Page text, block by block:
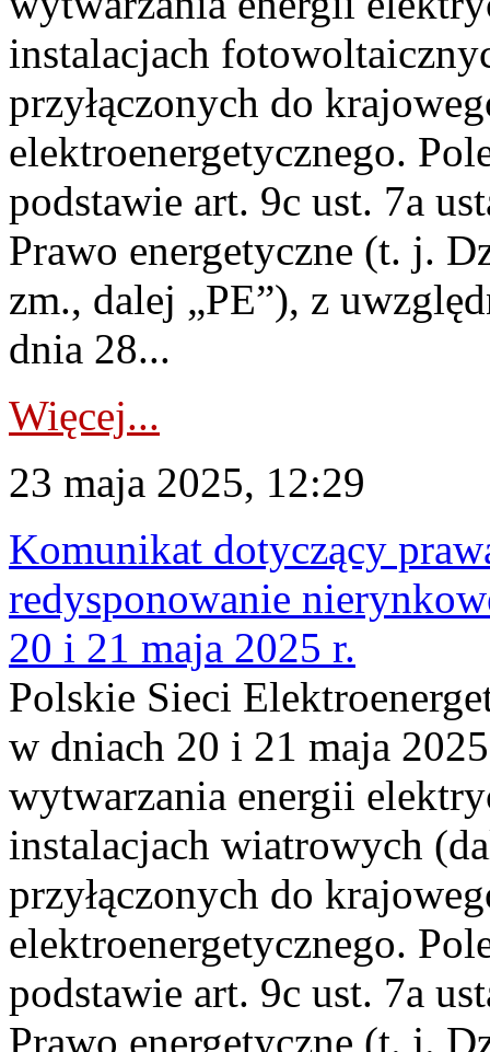
instalacjach
przyłączonych do
elektroenergetycznego.
podstawie art. 9c ust. 7a
Prawo energetyczne (t. j.
zm., dalej „PE”), z
dnia 28...
Więcej...
23 maja 2025, 12:29
Komunikat dotyczący
redysponowanie
20 i 21 maja 2025 r.
Polskie Sieci
w dniach 20 i 21 maja
wytwarzania energii
instalacjach wiatrowych
przyłączonych do
elektroenergetycznego.
podstawie art. 9c ust. 7a
Prawo energetyczne (t. j.